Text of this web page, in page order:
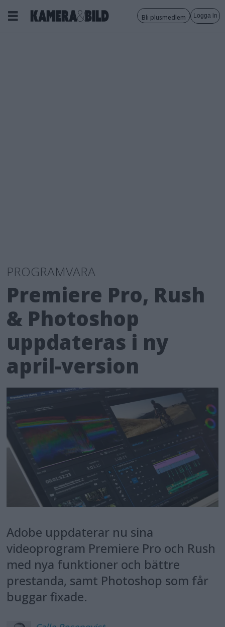
Bli plusmedlem Logga in
PROGRAMVARA
Premiere Pro, Rush
& Photoshop
uppdateras i ny
april-version
Adobe uppdaterar nu sina
videoprogram Premiere Pro och Rush
med nya funktioner och bättre
prestanda, samt Photoshop som får
buggar fixade.